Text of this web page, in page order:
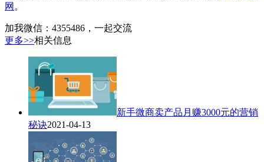
网 。
加我微信：4355486，一起交流
更多>>相关信息
新手微商卖产品月赚3000元的营销
秘诀2021-04-13